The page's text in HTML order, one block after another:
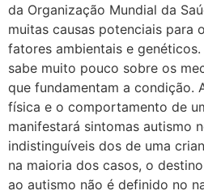
da Organização Mundial da
muitas causas potenciais para
fatores ambientais e
sabe muito pouco sobre os
que fundamentam a condição.
física e o comportamento de
manifestará sintomas autismo
indistinguíveis dos de uma
na maioria dos casos, o
ao autismo não é definido no